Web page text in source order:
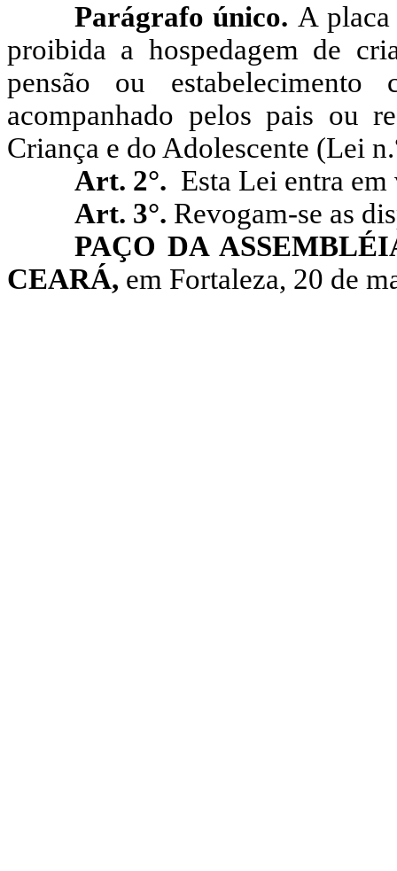
Parágrafo único. A placa
proibida a hospedagem de
pensão ou
acompanhado pelos pais ou
Criança e do Adolescente (Lei
Art. 2°. Esta Lei entra
Art. 3°. Revogam-se as
PAÇO DA
CEARÁ, em Fortaleza, 20 de